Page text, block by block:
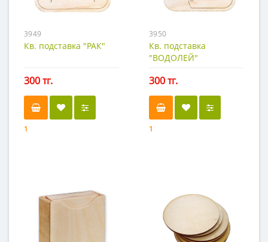
3949
Кв. подставка "РАК"
300 тг.
1
3950
Кв. подставка
"ВОДОЛЕЙ"
300 тг.
1